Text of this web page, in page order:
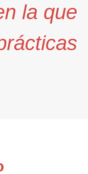
la que